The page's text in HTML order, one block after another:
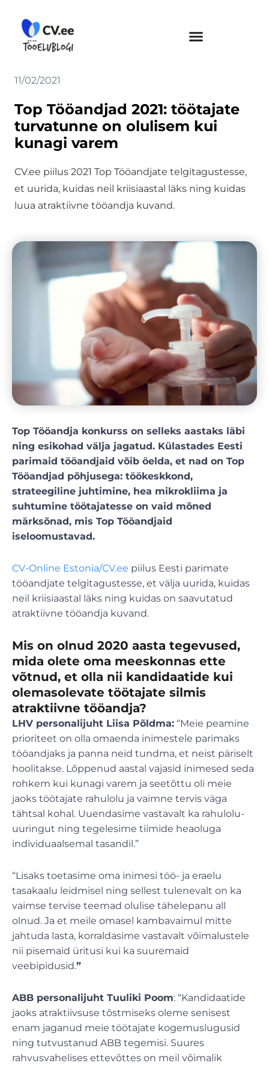
content
11/02/2021
Top Tööandjad 2021: töötajate
turvatunne on olulisem kui
kunagi varem
CV.ee piilus 2021 Top Tööandjate telgitagustesse,
et uurida, kuidas neil kriisiaastal läks ning kuidas
luua atraktiivne tööandja kuvand.
Top Tööandja konkurss on selleks aastaks läbi
ning esikohad välja jagatud. Külastades Eesti
parimaid tööandjaid võib öelda, et nad on Top
Tööandjad põhjusega: töökeskkond,
strateegiline juhtimine, hea mikrokliima ja
suhtumine töötajatesse on vaid mõned
märksõnad, mis Top Tööandjaid
iseloomustavad.
CV-Online Estonia/CV.ee piilus Eesti parimate
tööandjate telgitagustesse, et välja uurida, kuidas
neil kriisiaastal läks ning kuidas on saavutatud
atraktiivne tööandja kuvand.
Mis on olnud 2020 aasta tegevused,
mida olete oma meeskonnas ette
võtnud, et olla nii kandidaatide kui
olemasolevate töötajate silmis
atraktiivne tööandja?
LHV personalijuht Liisa Põldma: “Meie peamine
prioriteet on olla omaenda inimestele parimaks
tööandjaks ja panna neid tundma, et neist päriselt
hoolitakse. Lõppenud aastal vajasid inimesed seda
rohkem kui kunagi varem ja seetõttu oli meie
jaoks töötajate rahulolu ja vaimne tervis väga
tähtsal kohal. Uuendasime vastavalt ka rahulolu-
uuringut ning tegelesime tiimide heaoluga
individuaalsemal tasandil.”
“Lisaks toetasime oma inimesi töö- ja eraelu
tasakaalu leidmisel ning sellest tulenevalt on ka
vaimse tervise teemad olulise tähelepanu all
olnud. Ja et meile omasel kambavaimul mitte
jahtuda lasta, korraldasime vastavalt võimalustele
nii pisemaid üritusi kui ka suuremaid
veebipidusid.”
ABB personalijuht Tuuliki Poom: “Kandidaatide
jaoks atraktiivsuse tõstmiseks oleme senisest
enam jaganud meie töötajate kogemuslugusid
ning tutvustanud ABB tegemisi. Suures
rahvusvahelises ettevõttes on meil võimalik